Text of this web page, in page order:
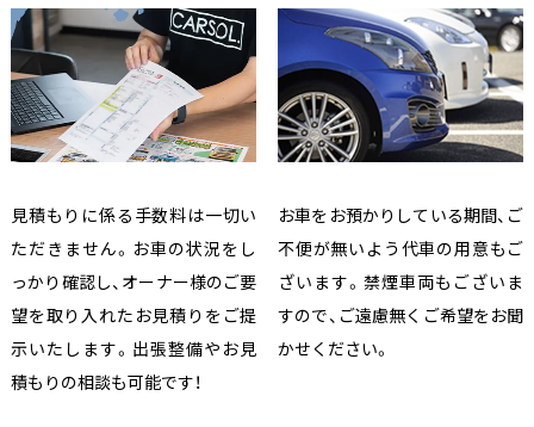
見積もりに係る手数料は一切い
ただきません。お車の状況をし
っかり確認し、オーナー様のご要
望を取り入れたお見積りをご提
示いたします。出張整備やお見
積もりの相談も可能です！
お車をお預かりしている期間、ご
不便が無いよう代車の用意もご
ざいます。禁煙車両もございま
すので、ご遠慮無くご希望をお聞
かせください。